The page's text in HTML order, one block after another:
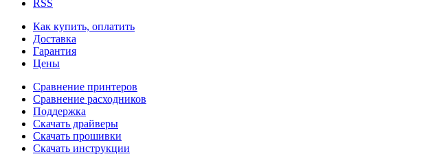
RSS
Как купить, оплатить
Доставка
Гарантия
Цены
Сравнение принтеров
Сравнение расходников
Поддержка
Скачать драйверы
Скачать прошивки
Скачать инструкции